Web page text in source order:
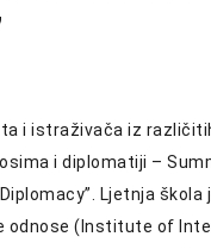
i istraživača iz
i diplomatiji –
Ljetnja škola
odnose (Institute of